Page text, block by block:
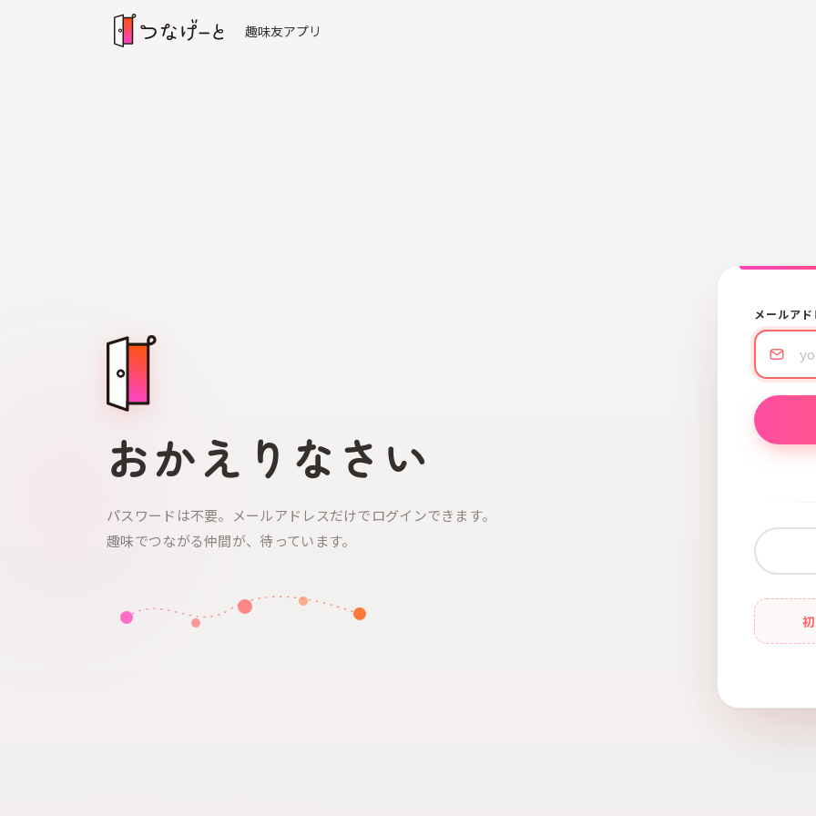
趣味友アプリ
おかえりなさい
パスワードは不要。メールアドレスだけでログインできます。
趣味でつながる仲間が、待っています。
メールア